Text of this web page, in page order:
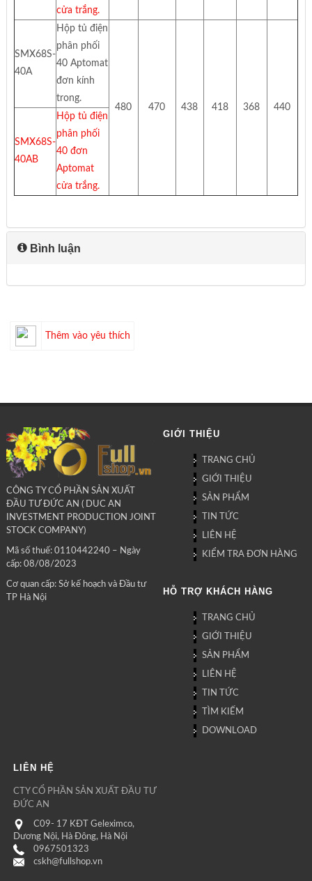
cửa trắng.
SMX68S-
40A
Hộp tủ điện
phân phối
40 Aptomat
đơn kính
trong.
480
470 438 418 368 440
SMX68S-
40AB
Hộp tủ điện
phân phối
40 đơn
Aptomat
cửa trắng.
Bình luận
Thêm vào yêu thích
CÔNG TY CỔ PHẦN SẢN XUẤT
ĐẦU TƯ ĐỨC AN ( DUC AN
INVESTMENT PRODUCTION JOINT
STOCK COMPANY)
Mã số thuế: 0110442240 – Ngày
cấp: 08/08/2023
Cơ quan cấp: Sở kế hoạch và Đầu tư
TP Hà Nội
GIỚI THIỆU
TRANG CHỦ
GIỚI THIỆU
SẢN PHẨM
TIN TỨC
LIÊN HỆ
KIỂM TRA ĐƠN HÀNG
HỖ TRỢ KHÁCH HÀNG
TRANG CHỦ
GIỚI THIỆU
SẢN PHẨM
LIÊN HỆ
TIN TỨC
TÌM KIẾM
DOWNLOAD
LIÊN HỆ
CTY CỔ PHẦN SẢN XUẤT ĐẦU TƯ
ĐỨC AN
C09- 17 KĐT Geleximco,
Dương Nội, Hà Đông, Hà Nội
0967501323
cskh@fullshop.vn